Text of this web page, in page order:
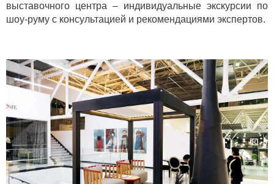
выставочного центра – индивидуальные экскурсии по
шоу-руму с консультацией и рекомендациями экспертов.